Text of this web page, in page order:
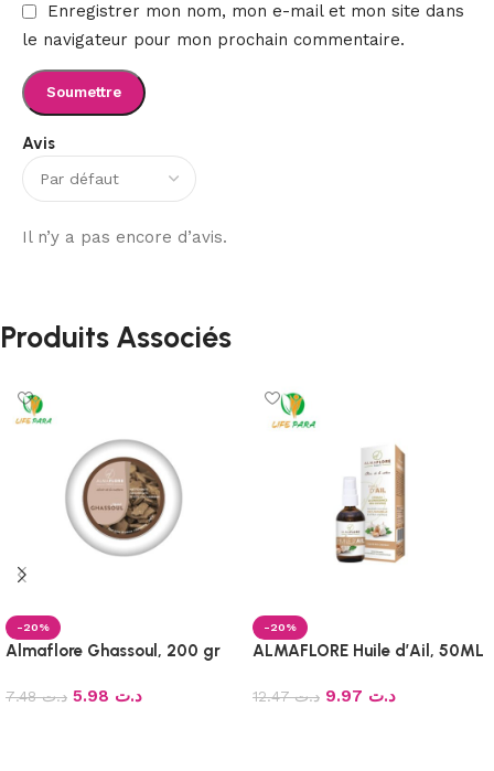
Avis
Il n’y a pas encore d’avis.
Enregistrer mon nom, mon e-mail et mon site dans
le navigateur pour mon prochain commentaire.
Produits Associés
-20%
Almaflore Ghassoul, 200 gr
د.ت7.48 د.ت
-20%
ALMAFLORE Huile d’Ail, 50ML
د.ت12.47 د.ت